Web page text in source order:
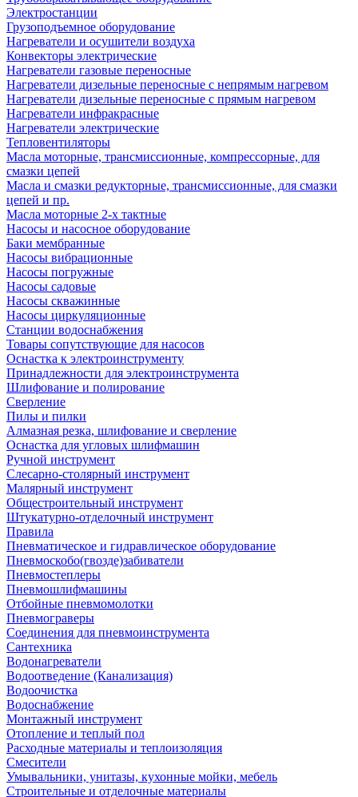
Электростанции
Грузоподъемное оборудование
Нагреватели и осушители воздуха
Конвекторы электрические
Нагреватели газовые переносные
Нагреватели дизельные переносные с непрямым нагревом
Нагреватели дизельные переносные с прямым нагревом
Нагреватели инфракрасные
Нагреватели электрические
Тепловентиляторы
Масла моторные, трансмиссионные, компрессорные, для
смазки цепей
Масла и смазки редукторные, трансмиссионные, для смазки
цепей и пр.
Масла моторные 2-х тактные
Насосы и насосное оборудование
Баки мембранные
Насосы вибрационные
Насосы погружные
Насосы садовые
Насосы скважинные
Насосы циркуляционные
Станции водоснабжения
Товары сопутствующие для насосов
Оснастка к электроинструменту
Принадлежности для электроинструмента
Шлифование и полирование
Сверление
Пилы и пилки
Алмазная резка, шлифование и сверление
Оснастка для угловых шлифмашин
Ручной инструмент
Слесарно-столярный инструмент
Малярный инструмент
Общестроительный инструмент
Штукатурно-отделочный инструмент
Правила
Пневматическое и гидравлическое оборудование
Пневмоскобо(гвозде)забиватели
Пневмостеплеры
Пневмошлифмашины
Отбойные пневмомолотки
Пневмограверы
Соединения для пневмоинструмента
Сантехника
Водонагреватели
Водоотведение (Канализация)
Водоочистка
Водоснабжение
Монтажный инструмент
Отопление и теплый пол
Расходные материалы и теплоизоляция
Смесители
Умывальники, унитазы, кухонные мойки, мебель
Строительные и отделочные материалы